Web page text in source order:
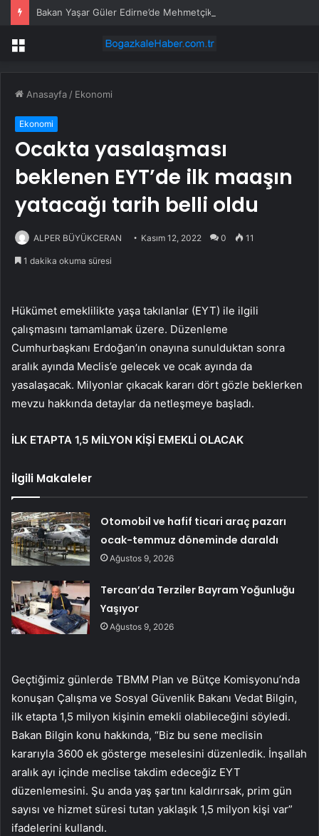
Bakan Yaşar Güler Edirne’de Mehmetçikle Bayramlaştı
Menü
Anasayfa / Ekonomi
Ekonomi
Ocakta yasalaşması
beklenen EYT’de ilk maaşın
yatacağı tarih belli oldu
ALPER BÜYÜKCERAN Kasım 12, 2022 0 11
1 dakika okuma süresi
Hükümet emeklilikte yaşa takılanlar (EYT) ile ilgili
çalışmasını tamamlamak üzere. Düzenleme
Cumhurbaşkanı Erdoğan’ın onayına sunulduktan sonra
aralık ayında Meclis’e gelecek ve ocak ayında da
yasalaşacak. Milyonlar çıkacak kararı dört gözle beklerken
mevzu hakkında detaylar da netleşmeye başladı.
İLK ETAPTA 1,5 MİLYON KİŞİ EMEKLİ OLACAK
İlgili Makaleler
Otomobil ve hafif ticari araç pazarı
ocak-temmuz döneminde daraldı
Ağustos 9, 2026
Tercan’da Terziler Bayram Yoğunluğu
Yaşıyor
Ağustos 9, 2026
Geçtiğimiz günlerde TBMM Plan ve Bütçe Komisyonu’nda
konuşan Çalışma ve Sosyal Güvenlik Bakanı Vedat Bilgin,
ilk etapta 1,5 milyon kişinin emekli olabileceğini söyledi.
Bakan Bilgin konu hakkında, “Biz bu sene meclisin
kararıyla 3600 ek gösterge meselesini düzenledik. İnşallah
aralık ayı içinde meclise takdim edeceğiz EYT
düzenlemesini. Şu anda yaş şartını kaldırırsak, prim gün
sayısı ve hizmet süresi tutan yaklaşık 1,5 milyon kişi var”
ifadelerini kullandı.